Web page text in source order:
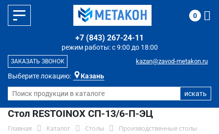
Выберите локацию: Казань
режим работы: с 9:00 до 18:00
+7 (843) 267-24-11
kazan@zavod-metakon.ru
ЗАКАЗАТЬ ЗВОНОК
0
Стол RESTOINOX СП-13/6-П-ЭЦ
Главная Каталог Столы
Производственные столы